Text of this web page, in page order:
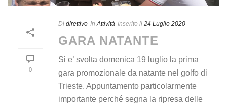
0
Di direttivo In Attività Inserito il 24 Luglio 2020
GARA NATANTE
Si e’ svolta domenica 19 luglio la prima
gara promozionale da natante nel golfo di
Trieste. Appuntamento particolarmente
importante perché segna la ripresa delle